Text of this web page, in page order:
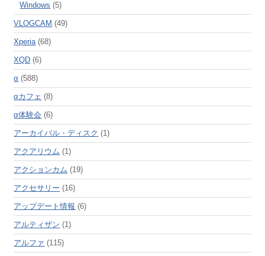
Windows (5)
VLOGCAM (49)
Xperia(68)
XQD (6)
α (588)
αカフェ (8)
α体験会 (6)
アーカイバル・ディスク (1)
アクアリウム (1)
アクションカム (19)
アクセサリー (16)
アップデート情報 (6)
アルティザン (1)
アルファ (115)